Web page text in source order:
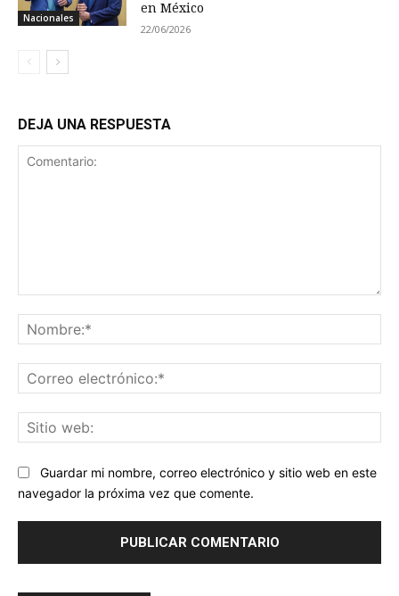
Nacionales
en México
22/06/2026
DEJA UNA RESPUESTA
Guardar mi nombre, correo electrónico y sitio web en este
navegador la próxima vez que comente.